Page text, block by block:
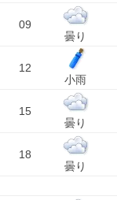
09
曇り
12
小雨
15
曇り
18
曇り